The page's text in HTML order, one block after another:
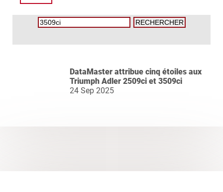
DataMaster attribue cinq étoiles aux
Triumph Adler 2509ci et 3509ci
24 Sep 2025